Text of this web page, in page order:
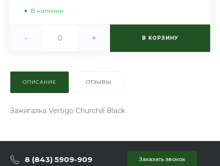
В наличии
- + В КОРЗИНУ
ОПИСАНИЕ ОТЗЫВЫ
Зажигалка Vertigo Churchill Black
8 (843) 5909-909 Заказать звонок